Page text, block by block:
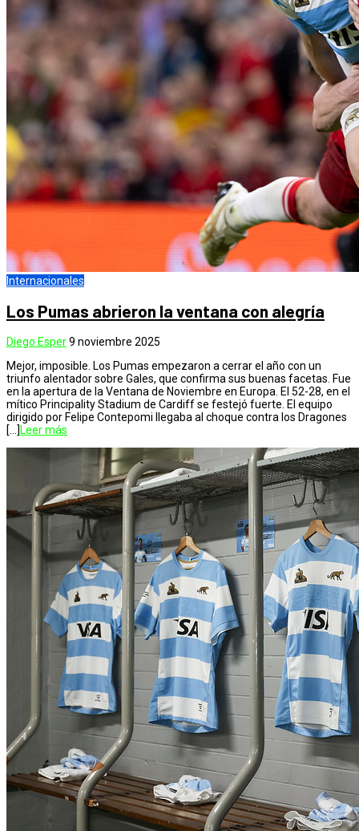
Internacionales
Los Pumas abrieron la ventana con alegría
Diego Esper9 noviembre 2025
Mejor, imposible. Los Pumas empezaron a cerrar el año con un
triunfo alentador sobre Gales, que confirma sus buenas facetas. Fue
en la apertura de la Ventana de Noviembre en Europa. El 52-28, en el
mítico Principality Stadium de Cardiff se festejó fuerte. El equipo
dirigido por Felipe Contepomi llegaba al choque contra los Dragones
[…] Leer más